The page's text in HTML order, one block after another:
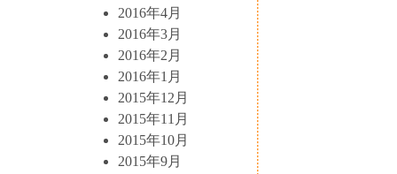
2016年4月
2016年3月
2016年2月
2016年1月
2015年12月
2015年11月
2015年10月
2015年9月